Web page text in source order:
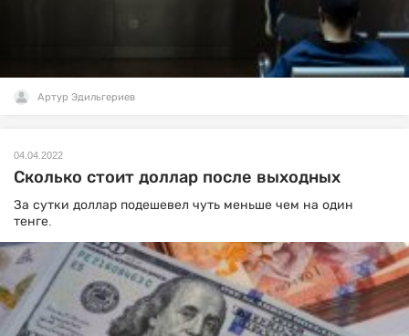
Артур Эдильгериев
04.04.2022
Сколько стоит доллар после выходных
За сутки доллар подешевел чуть меньше чем на один
тенге.